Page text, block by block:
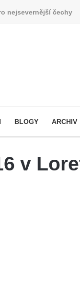
nejsevernější čechy
BLOGY ARCHIV
v